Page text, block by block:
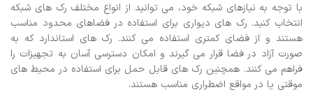
با توجه به نیازهای شبکه خود، می توانید از انواع مختلف رک های شبکه
انتخاب کنید. رک های دیواری برای استفاده در فضاهای محدود مناسب
هستند و از فضای کمتری استفاده می کنند. رک های استاندارد که به
صورت آزاد در فضا قرار می گیرند و امکان دسترسی آسان به تجهیزات را
فراهم می کنند. همچنین رک های قابل حمل برای استفاده در محیط های
موقتی یا در مواقع اضطراری مناسب هستند.